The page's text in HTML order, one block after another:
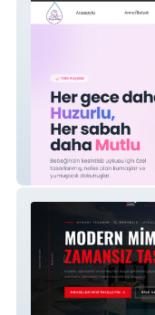
Dropkids Giyim